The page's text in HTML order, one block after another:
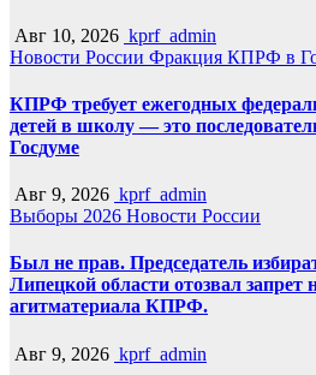
Авг 10, 2026 kprf_admin
Новости России Фракция КПРФ в
КПРФ требует ежегодных
детей в школу — это
Госдуме
Авг 9, 2026 kprf_admin
Выборы 2026 Новости России
Был не прав. Председатель
Липецкой области отозвал запрет
агитматериала КПРФ.
Авг 9, 2026 kprf_admin